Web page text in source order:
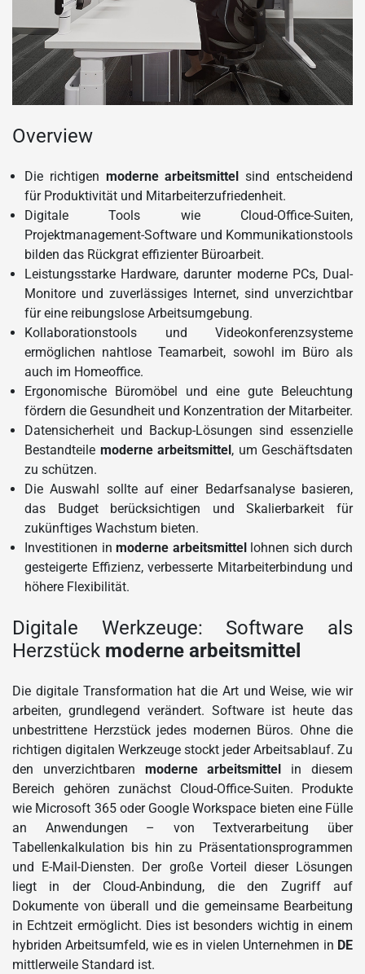
Overview
Die richtigen moderne arbeitsmittel
sind entscheidend
für Produktivität und Mitarbeiterzufriedenheit.
Digitale Tools wie Cloud-Office-Suiten,
Projektmanagement-Software und Kommunikationstools
bilden das Rückgrat effizienter Büroarbeit.
Leistungsstarke Hardware, darunter moderne PCs, Dual-
Monitore und zuverlässiges Internet, sind unverzichtbar
für eine reibungslose Arbeitsumgebung.
Kollaborationstools und Videokonferenzsysteme
ermöglichen nahtlose Teamarbeit, sowohl im Büro als
auch im Homeoffice.
Ergonomische Büromöbel und eine gute Beleuchtung
fördern die Gesundheit und Konzentration der Mitarbeiter.
Datensicherheit und Backup-Lösungen sind essenzielle
Bestandteile moderne arbeitsmittel , um Geschäftsdaten
zu schützen.
Die Auswahl sollte auf einer Bedarfsanalyse basieren,
das Budget berücksichtigen und Skalierbarkeit für
zukünftiges Wachstum bieten.
Investitionen in moderne arbeitsmittel
lohnen sich durch
gesteigerte Effizienz, verbesserte Mitarbeiterbindung und
höhere Flexibilität.
Digitale Werkzeuge: Software als
Herzstück moderne arbeitsmittel
Die digitale Transformation hat die Art und Weise, wie wir
arbeiten, grundlegend verändert. Software ist heute das
unbestrittene Herzstück jedes modernen Büros. Ohne die
richtigen digitalen Werkzeuge stockt jeder Arbeitsablauf. Zu
den unverzichtbaren moderne arbeitsmittel
in diesem
Bereich gehören zunächst Cloud-Office-Suiten. Produkte
wie Microsoft 365 oder Google Workspace bieten eine Fülle
an Anwendungen – von Textverarbeitung über
Tabellenkalkulation bis hin zu Präsentationsprogrammen
und E-Mail-Diensten. Der große Vorteil dieser Lösungen
liegt in der Cloud-Anbindung, die den Zugriff auf
Dokumente von überall und die gemeinsame Bearbeitung
in Echtzeit ermöglicht. Dies ist besonders wichtig in einem
hybriden Arbeitsumfeld, wie es in vielen Unternehmen in DE
mittlerweile Standard ist.